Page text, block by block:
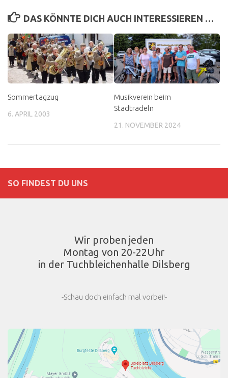
DAS KÖNNTE DICH AUCH INTERESSIEREN …
Sommertagzug
6. APRIL 2003
Musikverein beim
Stadtradeln
21. NOVEMBER 2024
SO FINDEST DU UNS
Wir proben jeden
Montag von 20-22Uhr
in der Tuchbleichenhalle Dilsberg
-Schau doch einfach mal vorbei!-